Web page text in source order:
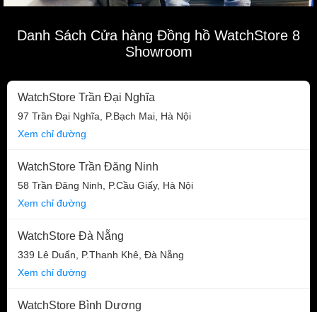
Danh Sách Cửa hàng Đồng hồ WatchStore 8
Showroom
WatchStore Trần Đại Nghĩa
97 Trần Đại Nghĩa, P.Bạch Mai, Hà Nội
Xem chỉ đường
WatchStore Trần Đăng Ninh
58 Trần Đăng Ninh, P.Cầu Giấy, Hà Nội
Xem chỉ đường
WatchStore Đà Nẵng
339 Lê Duẩn, P.Thanh Khê, Đà Nẵng
Xem chỉ đường
WatchStore Bình Dương